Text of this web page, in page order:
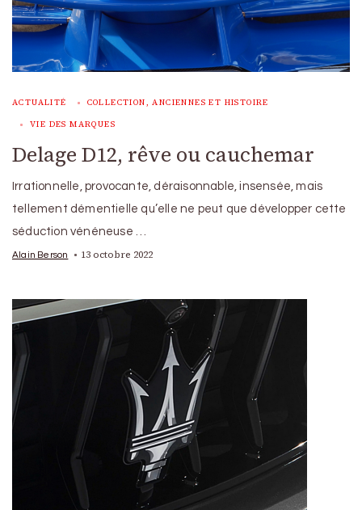
ACTUALITÉ COLLECTION, ANCIENNES ET HISTOIRE
VIE DES MARQUES
Delage D12, rêve ou cauchemar
Irrationnelle, provocante, déraisonnable, insensée, mais
tellement démentielle qu’elle ne peut que développer cette
séduction vénéneuse …
Alain Berson 13 octobre 2022